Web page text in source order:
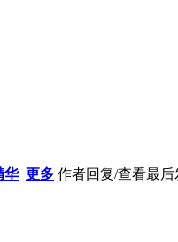
华 更多 作者回复/查看最后